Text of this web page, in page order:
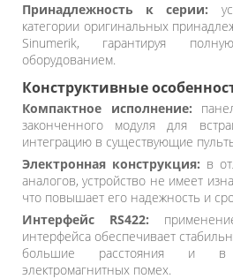
Принадлежность к серии:
категории оригинальных
Sinumerik, гарантируя
оборудованием.
Конструктивные
Компактное исполнение:
законченного модуля для
интеграцию в существующие
Электронная конструкция: в
аналогов, устройство не имеет
что повышает его надежность и
Интерфейс RS422:
интерфейса обеспечивает
большие расстояния и в
электромагнитных помех.